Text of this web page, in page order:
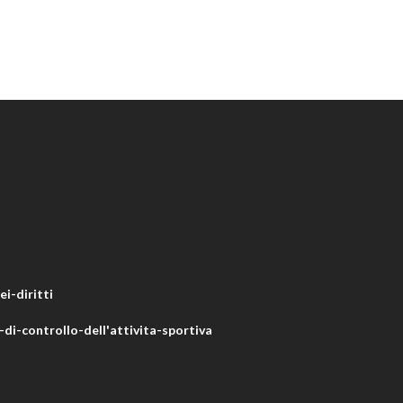
diritti
di-controllo-dell'attivita-sportiva